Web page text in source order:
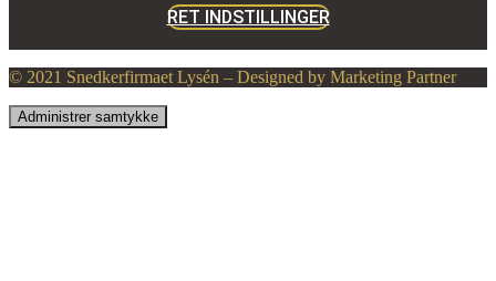
RET INDSTILLINGER
© 2021 Snedkerfirmaet Lysén – Designed by Marketing Partner
Administrer samtykke